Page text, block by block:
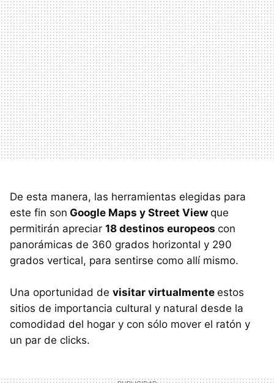
De esta manera, las herramientas elegidas para
este fin son Google Maps y Street View que
permitirán apreciar 18 destinos europeos con
panorámicas de 360 grados horizontal y 290
grados vertical, para sentirse como allí mismo.
Una oportunidad de visitar virtualmente estos
sitios de importancia cultural y natural desde la
comodidad del hogar y con sólo mover el ratón y
un par de clicks.